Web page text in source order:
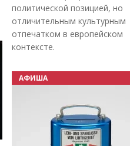
политической позицией, но
отличительным культурным
отпечатком в европейском
контексте.
АФИША